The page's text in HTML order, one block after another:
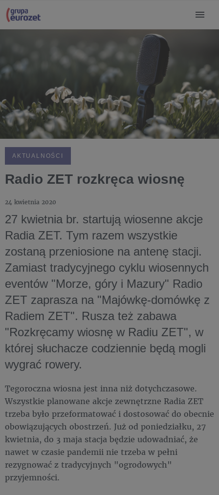
AKTUALNOŚCI
Radio ZET rozkręca wiosnę
24 kwietnia 2020
27 kwietnia br. startują wiosenne akcje
Radia ZET. Tym razem wszystkie
zostaną przeniosione na antenę stacji.
Zamiast tradycyjnego cyklu wiosennych
eventów "Morze, góry i Mazury" Radio
ZET zaprasza na "Majówkę-domówkę z
Radiem ZET". Rusza też zabawa
"Rozkręcamy wiosnę w Radiu ZET", w
której słuchacze codziennie będą mogli
wygrać rowery.
Tegoroczna wiosna jest inna niż dotychczasowe.
Wszystkie planowane akcje zewnętrzne Radia ZET
trzeba było przeformatować i dostosować do obecnie
obowiązujących obostrzeń. Już od poniedziałku, 27
kwietnia, do 3 maja stacja będzie udowadniać, że
nawet w czasie pandemii nie trzeba w pełni
rezygnować z tradycyjnych "ogrodowych"
przyjemności.